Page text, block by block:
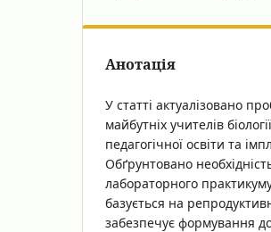
Анотація
У статті актуалізовано
майбутніх учителів
педагогічної освіти та
Обґрунтовано
лабораторного
базується на
забезпечує формування